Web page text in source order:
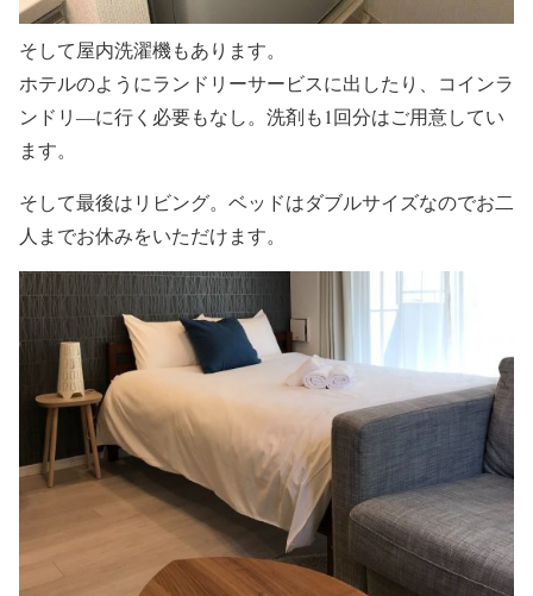
そして屋内洗濯機もあります。
ホテルのようにランドリーサービスに出したり、コインラ
ンドリ―に行く必要もなし。洗剤も1回分はご用意してい
ます。
そして最後はリビング。ベッドはダブルサイズなのでお二
人までお休みをいただけます。